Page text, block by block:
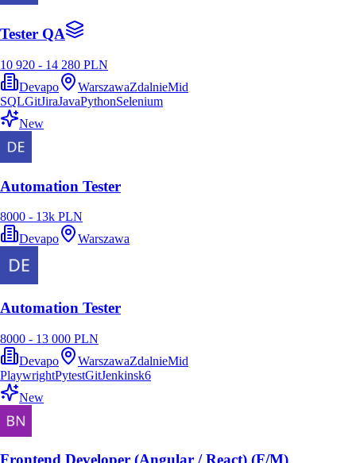
Tester QA
10 920 - 14 280 PLN
Devapo
WarszawaZdalnieMid
SQLGitJiraJavaPythonSelenium
New
Automation Tester
8000 - 13k PLN
Devapo
Warszawa
Automation Tester
8000 - 13 000 PLN
Devapo
WarszawaZdalnieMid
PlaywrightPytestGitJenkinsk6
New